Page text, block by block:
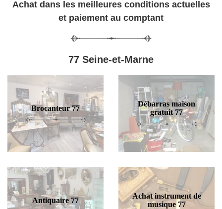
Achat dans les meilleures conditions actuelles
et paiement au comptant
77 Seine-et-Marne
Brocanteur 77
Débarras maison
gratuit 77
Antiquaire 77
Achat instrument de
musique 77